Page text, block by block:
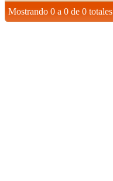
Mostrando 0 a 0 de 0 totales